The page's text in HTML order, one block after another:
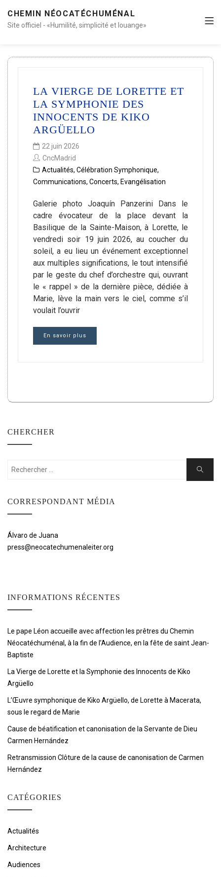
CHEMIN NÉOCATÉCHUMÉNAL
Site officiel - «Humilité, simplicité et louange»
LA VIERGE DE LORETTE ET
LA SYMPHONIE DES
INNOCENTS DE KIKO
ARGÜELLO
22 juin 2026
CncMadrid
Actualités, Célébration Symphonique,
Communications, Concerts, Evangélisation
Galerie photo Joaquín Panzerini Dans le
cadre évocateur de la place devant la
Basilique de la Sainte-Maison, à Lorette, le
vendredi soir 19 juin 2026, au coucher du
soleil, a eu lieu un événement exceptionnel
aux multiples significations, le tout intensifié
par le geste du chef d’orchestre qui, ouvrant
le « rappel » de la dernière pièce, dédiée à
Marie, lève la main vers le ciel, comme s’il
voulait l’ouvrir
En savoir plus
CHERCHER
Rechercher:
Chercher
CORRESPONDANT MÉDIA
Álvaro de Juana
press@neocatechumenaleiter.org
INFORMATIONS RÉCENTES
Le pape Léon accueille avec affection les prêtres du Chemin
Néocatéchuménal, à la fin de l’Audience, en la fête de saint Jean-
Baptiste
La Vierge de Lorette et la Symphonie des Innocents de Kiko
Argüello
L’Œuvre symphonique de Kiko Argüello, de Lorette à Macerata,
sous le regard de Marie
Cause de béatification et canonisation de la Servante de Dieu
Carmen Hernández
Retransmission Clôture de la cause de canonisation de Carmen
Hernández
CATÉGORIES
Actualités
Architecture
Audiences